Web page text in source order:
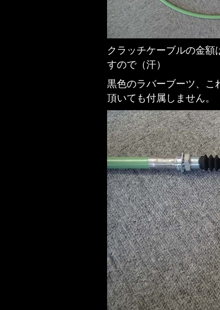
クラッチケーブルの金
すので（汗）
黒色のラバーブーツ、こ
頂いても付属しません。